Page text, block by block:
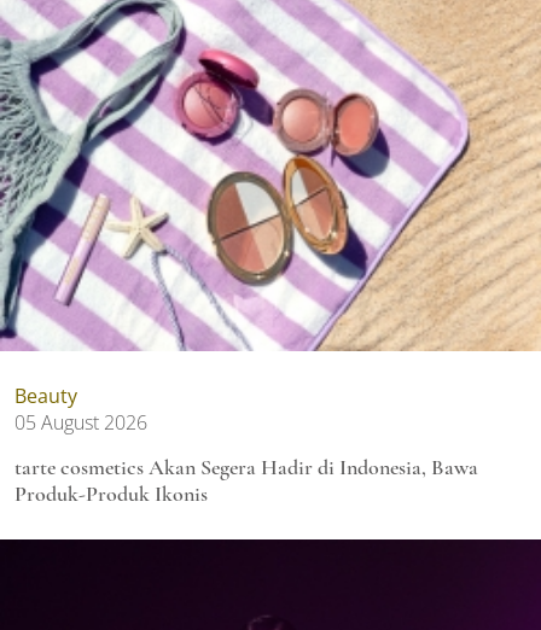
Beauty
05 August 2026
tarte cosmetics Akan Segera Hadir di Indonesia, Bawa
Produk-Produk Ikonis